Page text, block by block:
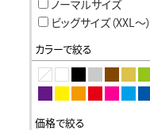
ノーマルサイズ
ビッグサイズ（XXL〜）
カラーで絞る
価格で絞る